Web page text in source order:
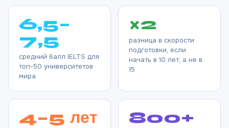
6,5–
7,5
средний балл IELTS для
топ-50 университетов
мира
×2
разница в скорости
подготовки, если
начать в 10 лет, а не в
15
4–5 лет 800+